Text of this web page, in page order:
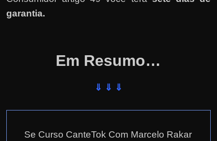
garantia.
Em Resumo…
⇓ ⇓ ⇓
Se Curso CanteTok Com Marcelo Rakar